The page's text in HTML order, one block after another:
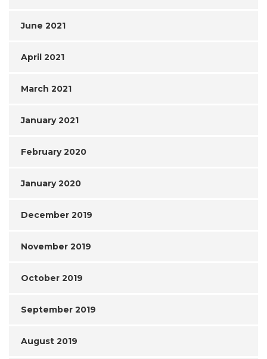
June 2021
April 2021
March 2021
January 2021
February 2020
January 2020
December 2019
November 2019
October 2019
September 2019
August 2019